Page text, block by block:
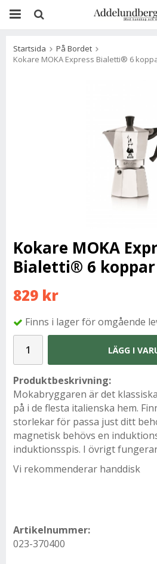
Startsida
På Bordet
Kokare MOKA Express Bialetti® 6
Kokare MOKA
Bialetti® 6 koppar
829 kr
Finns i lager för omgående
LÄGG I
Produktbeskrivning:
Mokabryggaren är det
på i de flesta italienska hem.
storlekar för passa just ditt
magnetisk behövs en
induktionsspis. I övrigt
Vi rekommenderar handdisk
Artikelnummer:
023-370400